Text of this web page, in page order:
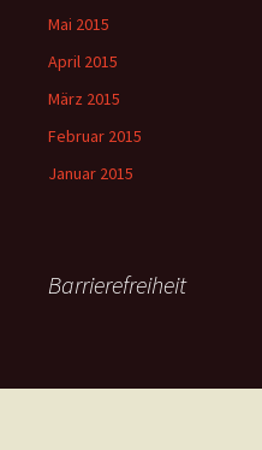
Mai 2015
April 2015
März 2015
Februar 2015
Januar 2015
Barrierefreiheit